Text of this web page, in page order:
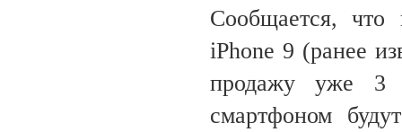
Сообщается, что
iPhone 9 (ранее
продажу уже 3
смартфоном